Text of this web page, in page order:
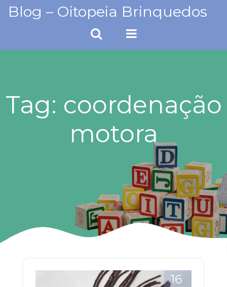
SkipBlog – Oitopeia Brinquedos
Tag: coordenação
motora
16